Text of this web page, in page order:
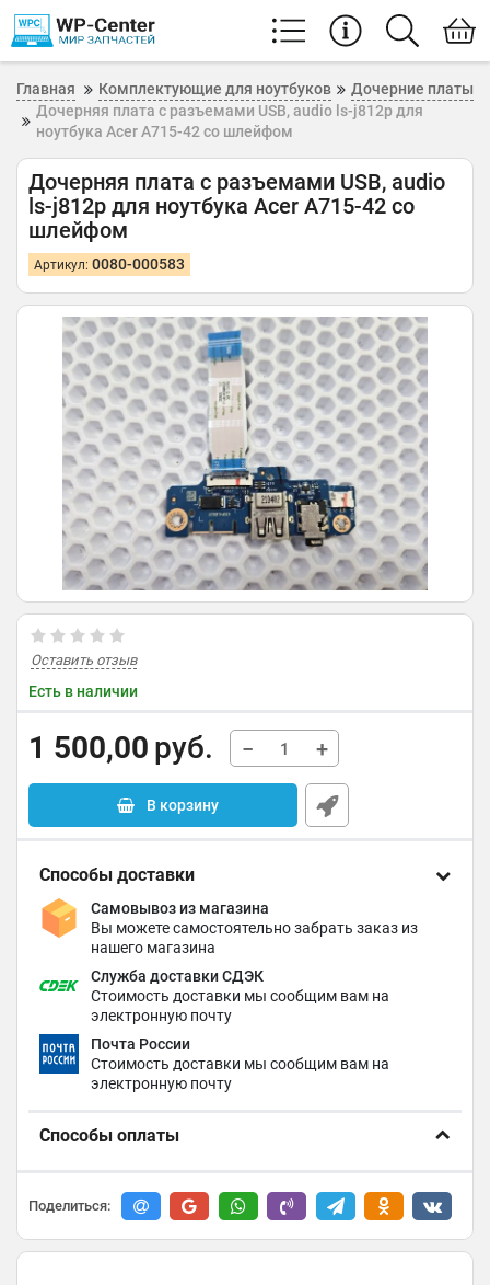
Главная Комплектующие для ноутбуков
Дочерние платы
Дочерняя плата с разъемами USB, audio ls-j812p для
ноутбука Acer A715-42 со шлейфом
Дочерняя плата с разъемами USB, audio
ls-j812p для ноутбука Acer A715-42 со
шлейфом
Артикул: 0080-000583
Оставить отзыв
Есть в наличии
1 500,00 руб. − +
В корзину
Способы доставки
Самовывоз из магазина
Вы можете самостоятельно забрать заказ из
нашего магазина
Служба доставки СДЭК
Стоимость доставки мы сообщим вам на
электронную почту
Почта России
Стоимость доставки мы сообщим вам на
электронную почту
Способы оплаты
Поделиться: